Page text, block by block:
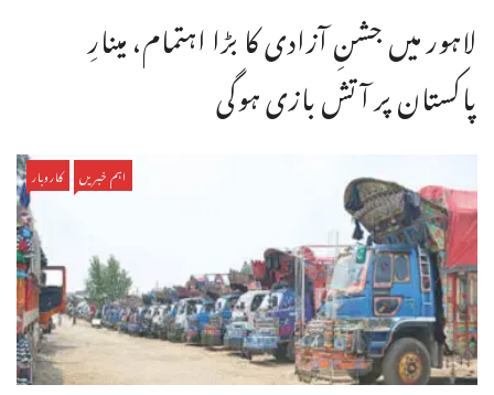
لاہور میں جشنِ آزادی کا بڑا اہتمام، مینارِ
پاکستان پر آتش بازی ہوگی
اہم خبریں کاروبار